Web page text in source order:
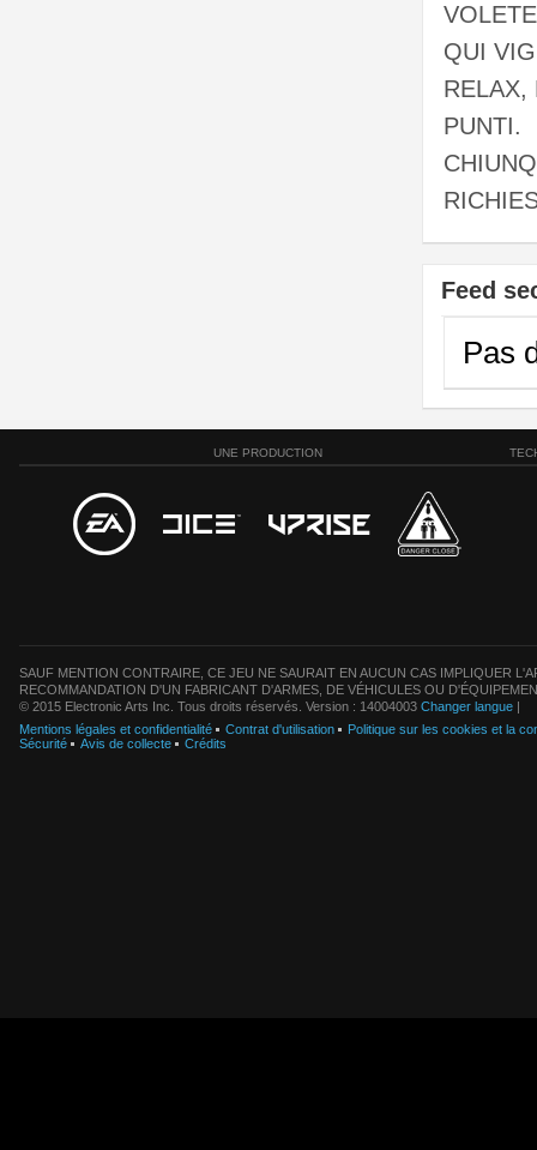
QUI
RELAX,
PUNTI.
Feed
Pas
UNE PRODUCTION
SAUF MENTION CONTRAIRE, CE JEU NE SAURAIT EN AUCUN CAS IMPLIQUER
RECOMMANDATION D'UN FABRICANT D'ARMES, DE VÉHICULES OU
© 2015 Electronic Arts Inc. Tous droits réservés. Version : 14004003 Changer langue |
Mentions légales et confidentialité
Contrat d'utilisation
Politique sur les cookies et la
Sécurité
Avis de collecte Crédits